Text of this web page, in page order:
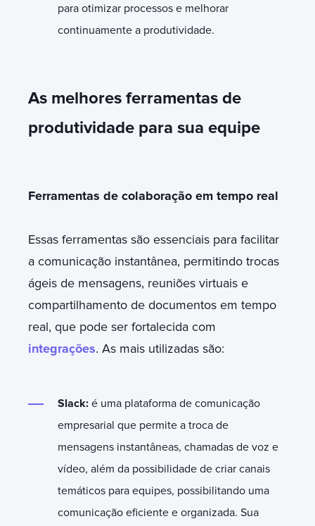
para otimizar processos e melhorar
continuamente a produtividade.
As melhores ferramentas de
produtividade para sua equipe
Ferramentas de colaboração em tempo real
Essas ferramentas são essenciais para facilitar
a comunicação instantânea, permitindo trocas
ágeis de mensagens, reuniões virtuais e
compartilhamento de documentos em tempo
real, que pode ser fortalecida com
integrações. As mais utilizadas são:
Slack: é uma plataforma de comunicação
empresarial que permite a troca de
mensagens instantâneas, chamadas de voz e
vídeo, além da possibilidade de criar canais
temáticos para equipes, possibilitando uma
comunicação eficiente e organizada. Sua